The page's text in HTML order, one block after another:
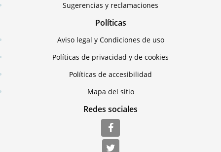
Sugerencias y reclamaciones
Políticas
Aviso legal y Condiciones de uso
Políticas de privacidad y de cookies
Políticas de accesibilidad
Mapa del sitio
Redes sociales